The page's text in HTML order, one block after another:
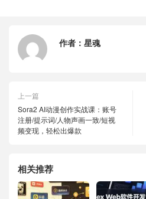
作者： 星魂
上一篇
Sora2 AI动漫创作实战课：账号
注册/提示词/人物声画一致/短视
频变现，轻松出爆款
相关推荐